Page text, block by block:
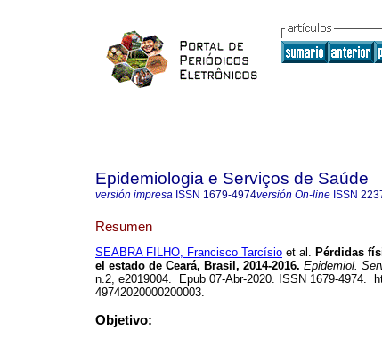
Epidemiologia e Serviços de Saúde
versión impresa ISSN 1679-4974versión On-line ISSN
Resumen
SEABRA FILHO, Francisco Tarcísio et al. Pérdidas
el estado de Ceará, Brasil, 2014-2016. Epidemiol.
n.2, e2019004. Epub 07-Abr-2020. ISSN 1679-4974.
49742020000200003.
Objetivo: